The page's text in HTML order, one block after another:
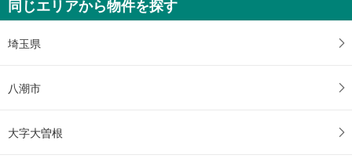
同じエリアから物件を探す
埼玉県
八潮市
大字大曽根